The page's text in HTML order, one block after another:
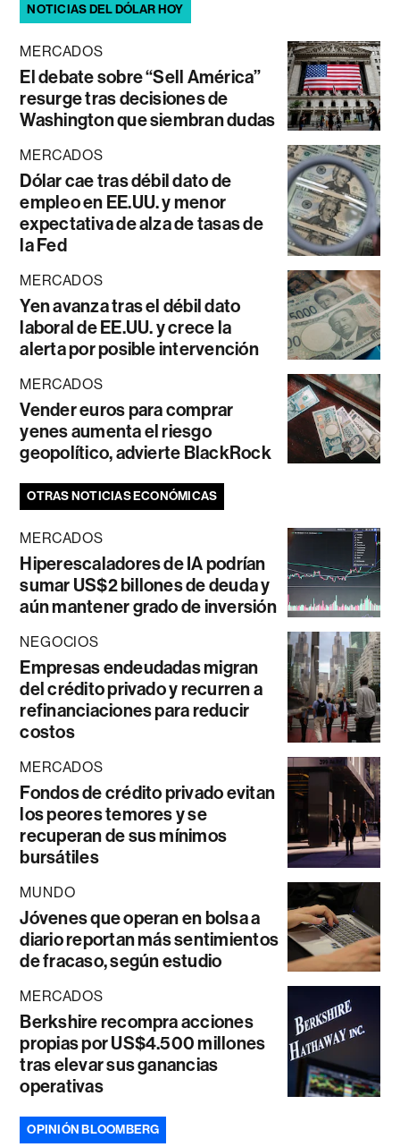
NOTICIAS DEL DÓLAR HOY
MERCADOS
El debate sobre “Sell América”
resurge tras decisiones de
Washington que siembran dudas
MERCADOS
Dólar cae tras débil dato de
empleo en EE.UU. y menor
expectativa de alza de tasas de
la Fed
MERCADOS
Yen avanza tras el débil dato
laboral de EE.UU. y crece la
alerta por posible intervención
MERCADOS
Vender euros para comprar
yenes aumenta el riesgo
geopolítico, advierte BlackRock
OTRAS NOTICIAS ECONÓMICAS
MERCADOS
Hiperescaladores de IA podrían
sumar US$2 billones de deuda y
aún mantener grado de inversión
NEGOCIOS
Empresas endeudadas migran
del crédito privado y recurren a
refinanciaciones para reducir
costos
MERCADOS
Fondos de crédito privado evitan
los peores temores y se
recuperan de sus mínimos
bursátiles
MUNDO
Jóvenes que operan en bolsa a
diario reportan más sentimientos
de fracaso, según estudio
MERCADOS
Berkshire recompra acciones
propias por US$4.500 millones
tras elevar sus ganancias
operativas
OPINIÓN BLOOMBERG